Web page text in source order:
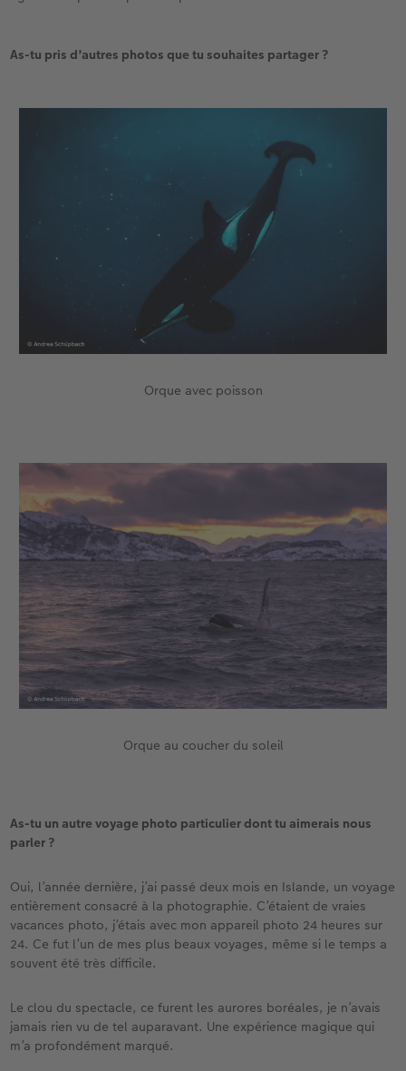
As-tu pris d’autres photos que tu souhaites partager ?
Orque avec poisson
Orque au coucher du soleil
As-tu un autre voyage photo particulier dont tu aimerais nous
parler ?
Oui, l’année dernière, j’ai passé deux mois en Islande, un voyage
entièrement consacré à la photographie. C’étaient de vraies
vacances photo, j’étais avec mon appareil photo 24 heures sur
24. Ce fut l’un de mes plus beaux voyages, même si le temps a
souvent été très difficile.
Le clou du spectacle, ce furent les aurores boréales, je n’avais
jamais rien vu de tel auparavant. Une expérience magique qui
m’a profondément marqué.